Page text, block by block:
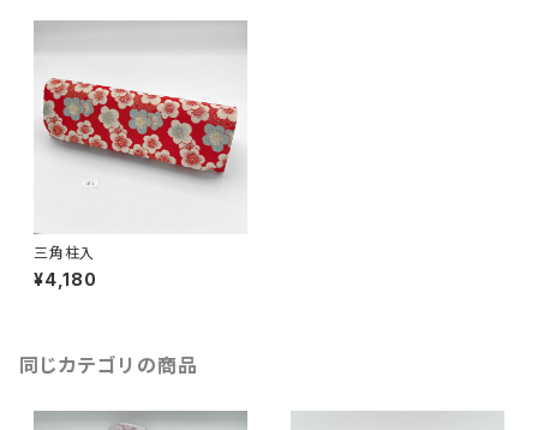
三角柱入
¥4,180
同じカテゴリの商品